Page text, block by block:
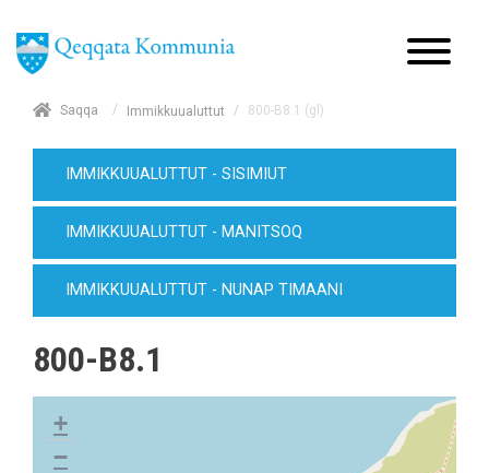
Saqqa / Immikkuualuttut / 800-B8.1 (gl)
IMMIKKUUALUTTUT - SISIMIUT
IMMIKKUUALUTTUT - MANITSOQ
IMMIKKUUALUTTUT - NUNAP TIMAANI
800-B8.1
+
−